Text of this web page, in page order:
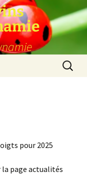
pour 2025
la page actualités